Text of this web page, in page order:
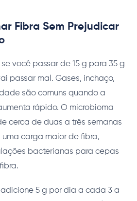
Fibra Sem Prejudicar
você passar de 15 g para 35 g
passar mal. Gases, inchaço,
são comuns quando a
rápido. O microbioma
cerca de duas a três semanas
carga maior de fibra,
bacterianas para cepas
5 g por dia a cada 3 a